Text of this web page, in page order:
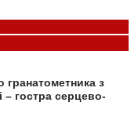
гранатометника з
– гостра серцево-